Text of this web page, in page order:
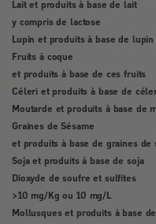
Lait et produits à base de lait
y compris de lactose
Lupin et produits à base de lupin
Fruits à coque
et produits à base de ces fruits
Céleri et produits à base de
Moutarde et produits à base de
Graines de Sésame
et produits à base de graines de
Soja et produits à base de soja
Dioxyde de soufre et sulfites
>10 mg/Kg ou 10 mg/L
Mollusques et produits à base